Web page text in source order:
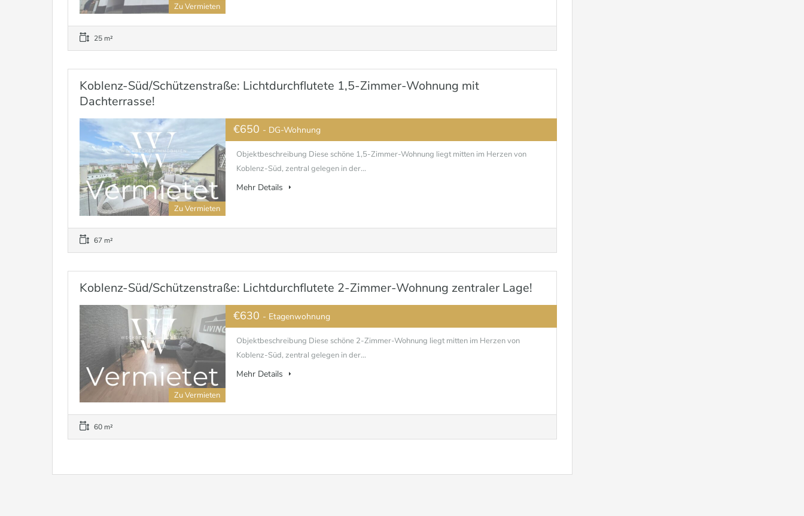
Zu Vermieten
25 m²
Koblenz-Süd/Schützenstraße: Lichtdurchflutete 1,5-Zimmer-Wohnung mit
Dachterrasse!
Zu Vermieten
€650 - DG-Wohnung
Objektbeschreibung Diese schöne 1,5-Zimmer-Wohnung liegt mitten im Herzen von
Koblenz-Süd, zentral gelegen in der...
Mehr Details
67 m²
Koblenz-Süd/Schützenstraße: Lichtdurchflutete 2-Zimmer-Wohnung zentraler Lage!
Zu Vermieten
€630 - Etagenwohnung
Objektbeschreibung Diese schöne 2-Zimmer-Wohnung liegt mitten im Herzen von
Koblenz-Süd, zentral gelegen in der...
Mehr Details
60 m²